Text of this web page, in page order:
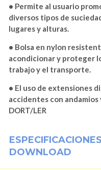
• Permite al usuario
diversos tipos de
lugares y alturas.
• Bolsa en nylon
acondicionar y proteger
trabajo y el transporte.
• El uso de extensiones
accidentes con andamios
DORT/LER
ESPECIFICACIONES
DOWNLOAD